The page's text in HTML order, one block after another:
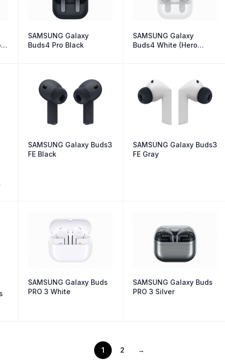
SAMSUNG Galaxy
Buds4 Pro Black
SAMSUNG Galaxy
Buds4 White (Hero
SAMSUNG Galaxy Buds3
FE Black
SAMSUNG Galaxy Buds3
FE Gray
SAMSUNG Galaxy Buds
PRO 3 White
SAMSUNG Galaxy Buds
PRO 3 Silver
1 2 →